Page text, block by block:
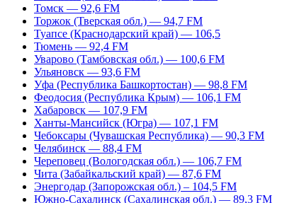
Томск — 92,6 FM
Торжок (Тверская обл.) — 94,7 FM
Туапсе (Краснодарский край) — 106,5
Тюмень — 92,4 FM
Уварово (Тамбовская обл.) — 100,6 FM
Ульяновск — 93,6 FM
Уфа (Республика Башкортостан) — 98,8 FM
Феодосия (Республика Крым) — 106,1 FM
Хабаровск — 107,9 FM
Ханты-Мансийск (Югра) — 107,1 FM
Чебоксары (Чувашская Республика) — 90,3 FM
Челябинск — 88,4 FM
Череповец (Вологодская обл.) — 106,7 FM
Чита (Забайкальский край) — 87,6 FM
Энергодар (Запорожская обл.) – 104,5 FM
Южно-Сахалинск (Сахалинская обл.) — 89,3 FM